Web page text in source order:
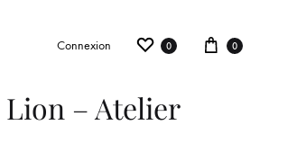
BIJOUX, DÉCORATION
Connexion Wishlist
0 Panier
0
– Atelier